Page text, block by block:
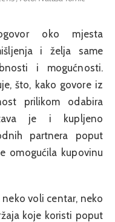
oko mjesta
i želja same
i mogućnosti.
što, kako govore iz
prilikom odabira
je i kupljeno
partnera poput
omogućila kupovinu
voli centar, neko
koje koristi poput